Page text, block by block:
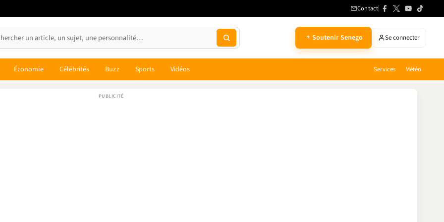
Contact
Soutenir Senego Se connecter
Économie Célébrités Buzz Sports Vidéos Services Météo